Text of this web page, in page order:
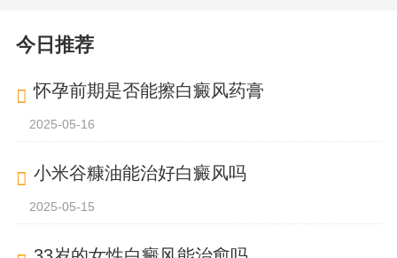
今日推荐
怀孕前期是否能擦白癜风药膏
2025-05-16
小米谷糠油能治好白癜风吗
2025-05-15